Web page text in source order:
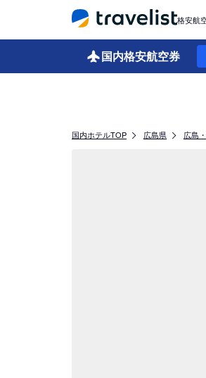
格安航
国内格安航空券
国内ホテルTOP 広島県 広島